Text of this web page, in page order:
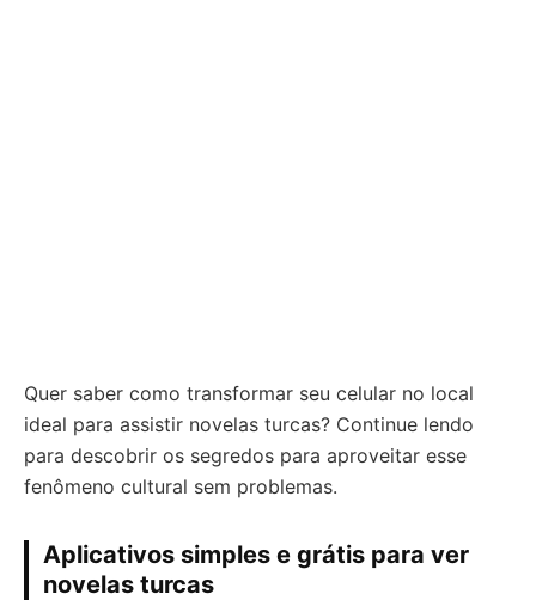
Quer saber como transformar seu celular no local
ideal para assistir novelas turcas? Continue lendo
para descobrir os segredos para aproveitar esse
fenômeno cultural sem problemas.
Aplicativos simples e grátis para ver
novelas turcas